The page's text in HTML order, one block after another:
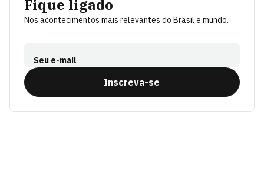
Fique ligado
Nos acontecimentos mais relevantes do Brasil e mundo.
Seu e-mail
Inscreva-se